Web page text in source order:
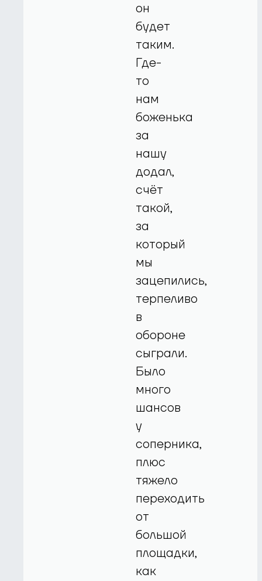
он
будет
таким.
Где-
то
нам
боженька
за
нашу
додал,
счёт
такой,
за
который
мы
зацепились,
терпеливо
в
обороне
сыграли.
Было
много
шансов
у
соперника,
плюс
тяжело
переходить
от
большой
площадки,
как